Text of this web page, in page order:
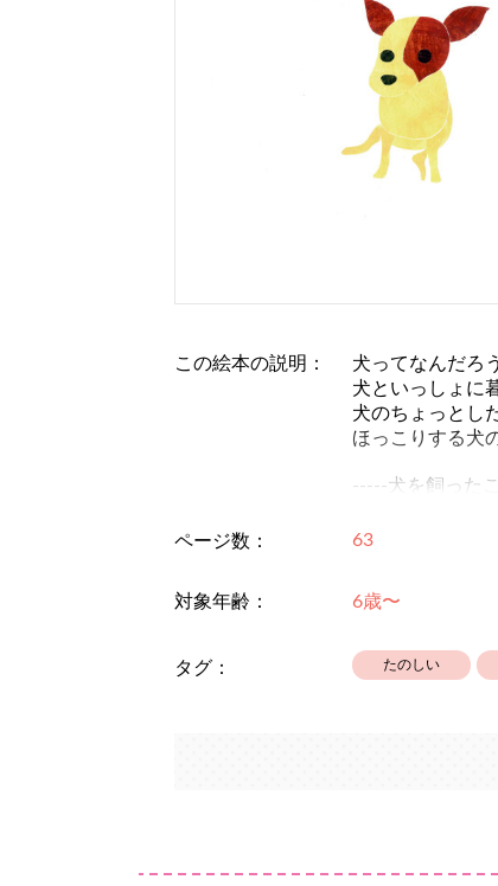
この絵本の説明：
犬ってなんだろ
犬といっしょに
犬のちょっとし
ほっこりする犬
-----犬を飼った
・文章多めです。
ページ数： 63
対象年齢： 6歳〜
タグ： たのしい